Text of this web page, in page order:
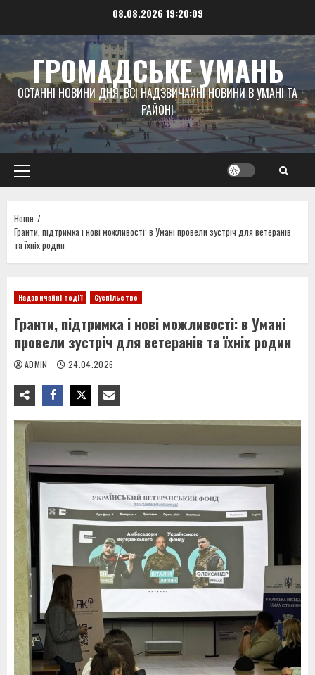
content
08.08.202619:20:10
ГРОМАДСЬКЕ УМАНЬ
ОСТАННІ НОВИНИ ДНЯ, ВСІ НАДЗВИЧАЙНІ НОВИНИ В УМАНІ ТА
РАЙОНІ
Primary
Menu
Home
Гранти, підтримка і нові можливості: в Умані провели зустріч для ветеранів
та їхніх родин
Надзвичайні події Суспільство
Гранти, підтримка і нові можливості: в Умані
провели зустріч для ветеранів та їхніх родин
ADMIN 24.04.2026